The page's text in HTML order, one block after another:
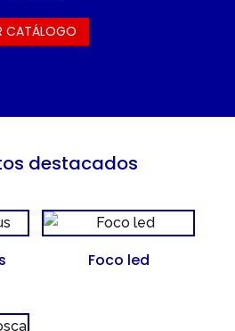
CATÁLOGO
destacados
Foco led